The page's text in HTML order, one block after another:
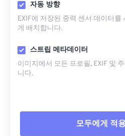
자동 방향
EXIF에 저장된 중력 센서 데이터
게 배치합니다.
스트립 메타데이터
이미지에서 모든 프로필, EXIF ​​및
니다.
모두에게 적